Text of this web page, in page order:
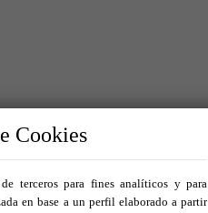
Cookies
terceros para fines analíticos y para
en base a un perfil elaborado a partir